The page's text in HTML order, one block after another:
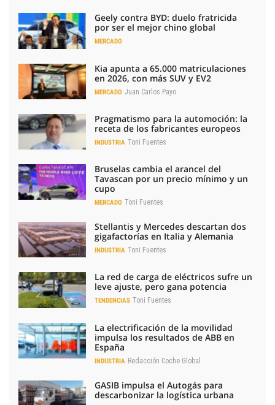
Geely contra BYD: duelo fratricida
por ser el mejor chino global
MERCADO
Kia apunta a 65.000 matriculaciones
en 2026, con más SUV y EV2
MERCADO Juan Carlos Payo
Pragmatismo para la automoción: la
receta de los fabricantes europeos
INDUSTRIA Toni Fuentes
Bruselas cambia el arancel del
Tavascan por un precio mínimo y un
cupo
MERCADO Toni Fuentes
Stellantis y Mercedes descartan dos
gigafactorías en Italia y Alemania
INDUSTRIA Toni Fuentes
La red de carga de eléctricos sufre un
leve ajuste, pero gana potencia
TENDENCIAS Toni Fuentes
La electrificación de la movilidad
impulsa los resultados de ABB en
España
INDUSTRIA Redacción Coche Global
GASIB impulsa el Autogás para
descarbonizar la logística urbana